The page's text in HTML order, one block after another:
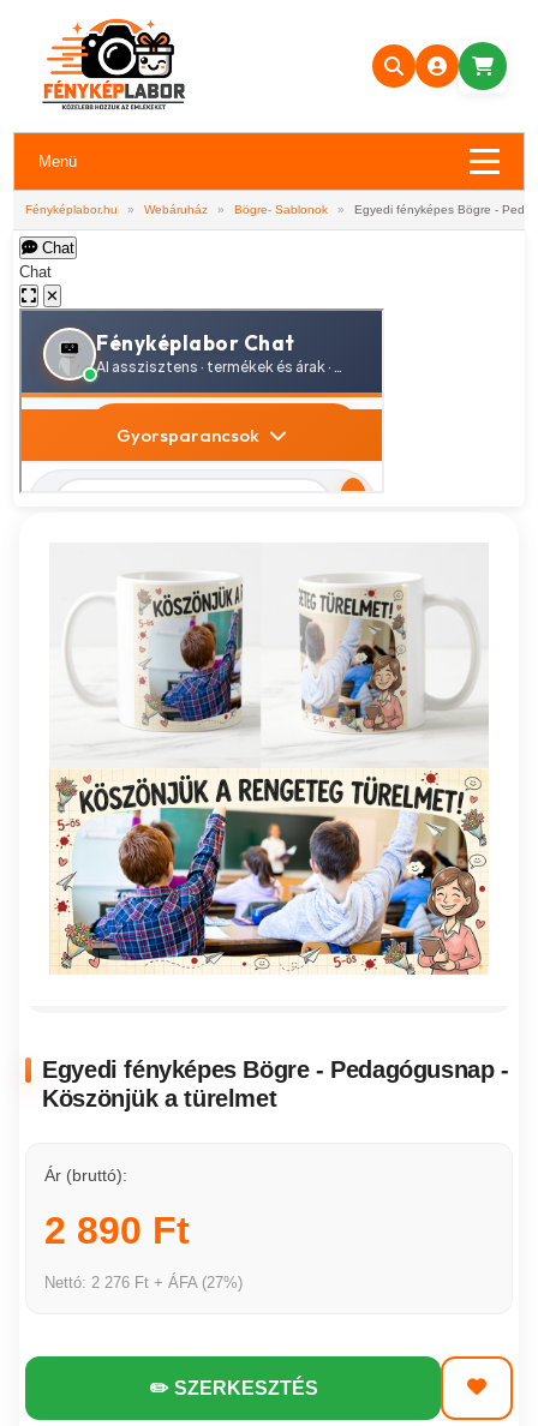
Menü
Fényképlabor.hu » Webáruház » Bögre- Sablonok » Egyedi fényképes Bögre -
Chat
Chat
✕
Egyedi fényképes Bögre - Pedagógusnap -
Köszönjük a türelmet
Ár (bruttó):
2 890 Ft
Nettó: 2 276 Ft + ÁFA (27%)
✏️ SZERKESZTÉS